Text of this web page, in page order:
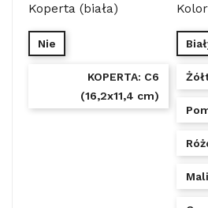
Koperta (biała)
Nie
KOPERTA: C6
(16,2x11,4 cm)